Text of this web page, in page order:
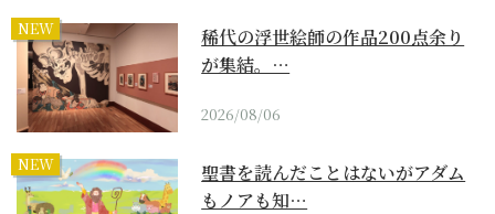
NEW
稀代の浮世絵師の作品200点余り
が集結。…
2026/08/06
NEW
聖書を読んだことはないがアダム
もノアも知…